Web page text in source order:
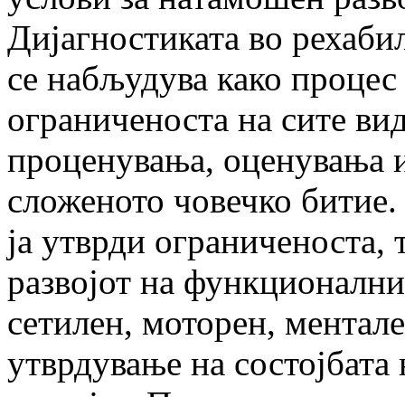
Дијагностиката во
се набљу­дува како процес
ограниченоста на сите
проценувања, оценувања
сложеното човечко
ја утврди
развојот на
сетилен, моторен,
утврдување на